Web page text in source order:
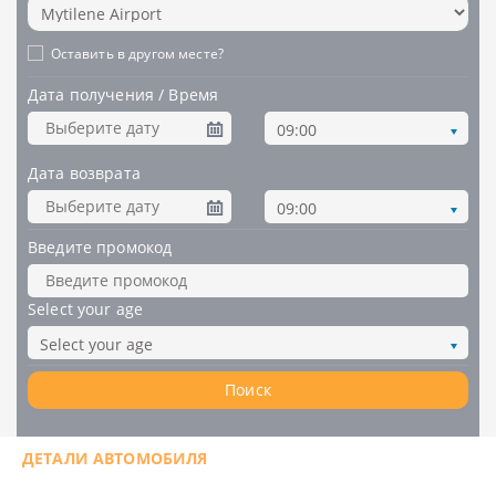
Оставить в другом месте?
Дата получения / Время
09:00
Дата возврата
09:00
Введите промокод
Select your age
Select your age
Поиск
ДЕТАЛИ АВТОМОБИЛЯ